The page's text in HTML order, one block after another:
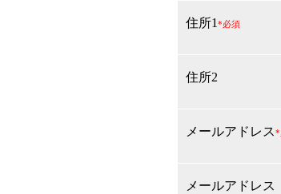
住所1 *必須
住所2
メールアドレス*
メールアドレス